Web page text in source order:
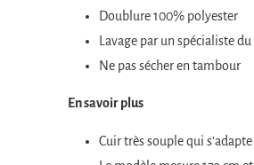
Doublure 100% polyester
Lavage par un spécialiste
Ne pas sécher en tambour
En savoir plus
Cuir très souple qui